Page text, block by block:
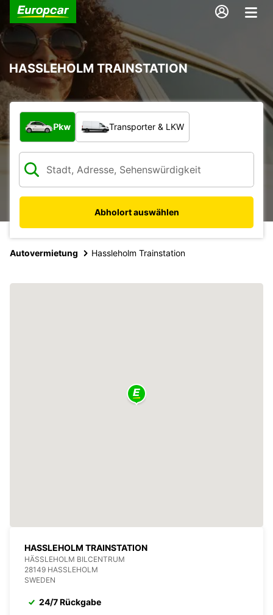
HASSLEHOLM TRAINSTATION
Welche Art von Fahrzeug?
Pkw Transporter & LKW
Abholort auswählen
Autovermietung Hassleholm Trainstation
HASSLEHOLM TRAINSTATION
HÄSSLEHOLM BILCENTRUM
28149 HASSLEHOLM
SWEDEN
24/7 Rückgabe